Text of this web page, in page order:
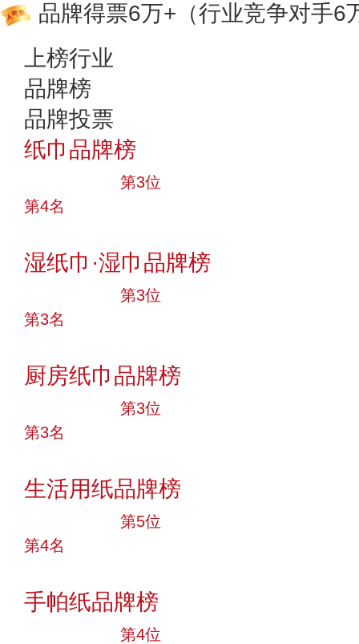
品牌得票6万+ （行业竞争对手6
上榜行业
品牌榜
品牌投票
纸巾品牌榜
第3位
第4名
湿纸巾·湿巾品牌榜
第3位
第3名
厨房纸巾品牌榜
第3位
第3名
生活用纸品牌榜
第5位
第4名
手帕纸品牌榜
第4位